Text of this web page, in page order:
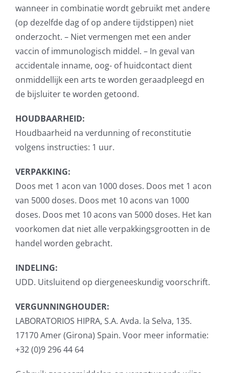
wanneer in combinatie wordt gebruikt met andere
(op dezelfde dag of op andere tijdstippen) niet
onderzocht. – Niet vermengen met een ander
vaccin of immunologisch middel. – In geval van
accidentale inname, oog- of huidcontact dient
onmiddellijk een arts te worden geraadpleegd en
de bijsluiter te worden getoond.
HOUDBAARHEID:
Houdbaarheid na verdunning of reconstitutie
volgens instructies: 1 uur.
VERPAKKING:
Doos met 1 ­acon van 1000 doses. Doos met 1 ­acon
van 5000 doses. Doos met 10 ­acons van 1000
doses. Doos met 10 ­acons van 5000 doses. Het kan
voorkomen dat niet alle verpakkingsgrootten in de
handel worden gebracht.
INDELING:
UDD. Uitsluitend op diergeneeskundig voorschrift.
VERGUNNINGHOUDER:
LABORATORIOS HIPRA, S.A. Avda. la Selva, 135.
17170 Amer (Girona) Spain. Voor meer informatie:
+32 (0)9 296 44 64